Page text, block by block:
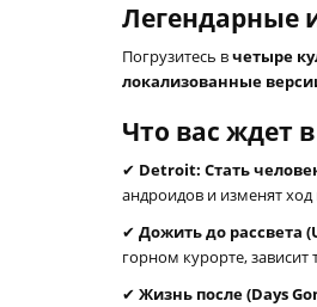
Легендарные
Погрузитесь вчетыре
локализованные
Что вас ждет
✔ Detroit: Стать
андроидов и изменят ход
✔ Дожить до рассвета
горном курорте, зависит
✔ Жизнь после (Days